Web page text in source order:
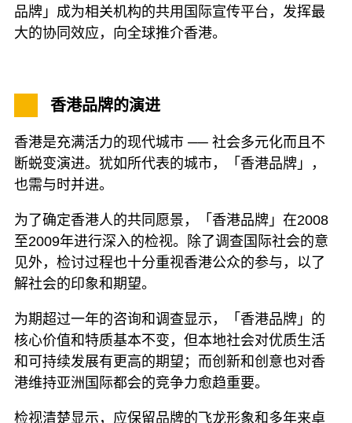
品牌」成为相关机构的共用国际宣传平台，发挥最
大的协同效应，向全球推介香港。
香港品牌的演进
香港是充满活力的现代城市 ── 社会多元化而且不
断蜕变演进。犹如所代表的城市，「香港品牌」，
也需与时并进。
为了确定香港人的共同愿景，「香港品牌」在2008
至2009年进行深入的检视。除了调查国际社会的意
见外，检讨过程也十分重视香港公众的参与，以了
解社会的印象和期望。
为期超过一年的咨询和调查显示，「香港品牌」的
核心价值和特质基本不变，但本地社会对优质生活
和可持续发展有更高的期望；而创新和创意也对香
港维持亚洲国际都会的竞争力愈趋重要。
检视清楚显示，应保留品牌的飞龙形象和多年来卓